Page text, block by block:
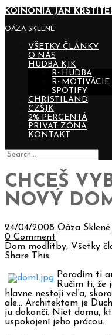
KOINONIA JÁN
OÁZA SKLENÉ
VŠETKY ČLÁNKY
O NÁS
HUDBA KJK
R: HUDBA
R: MOTIVÁCIE
SPOTIFY
CHRISTILAND
CZŠJK
2% PERCENTÁ
PRIVAT ZÓNA
KONTAKT
CHCEŠ
NOVÝ
24/04/2008 Oáza Sklené
0 Comment
Dom modlitby, Všetky
Share This
Poradím ti
Ručím ti, že
hlavne nestojí veľa,
ale… Architektom je
ju dokončí. Niet domu,
uspokojení jeho prácou.